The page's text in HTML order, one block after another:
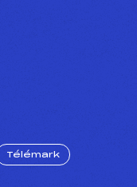
Télémark